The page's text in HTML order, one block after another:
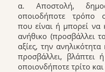
α. Αποστολή,
οποιοδήποτε τρόπο
που είναι ή μπορεί να
ανήθικο (προσβάλλει
αξίες, την
προσβάλλει, βλάπτει
οποιονδήποτε τρίτο